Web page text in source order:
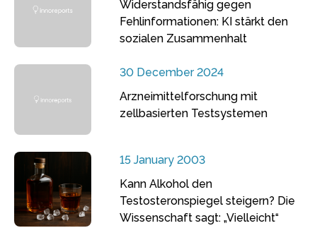
Widerstandsfähig gegen
Fehlinformationen: KI stärkt den
sozialen Zusammenhalt
30 December 2024
Arzneimittelforschung mit
zellbasierten Testsystemen
15 January 2003
Kann Alkohol den
Testosteronspiegel steigern? Die
Wissenschaft sagt: „Vielleicht“